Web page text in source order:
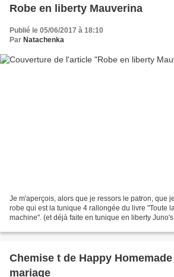
Robe en liberty Mauverina
Publié le 05/06/2017 à 18:10
Par Natachenka
Je m'aperçois, alors que je ressors le patron, que
robe qui est la tunique 4 rallongée du livre "Toute
machine". (et déjà faite en tunique en liberty
Chemise t de Happy
mariage